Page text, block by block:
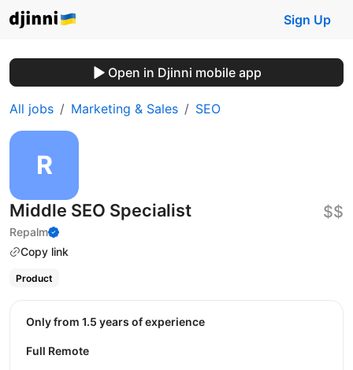
Sign Up
Open in Djinni mobile app
All jobs Marketing & Sales SEO
Middle SEO Specialist
Repalm
Copy link
$$
Product
Only from 1.5 years of experience
Full Remote